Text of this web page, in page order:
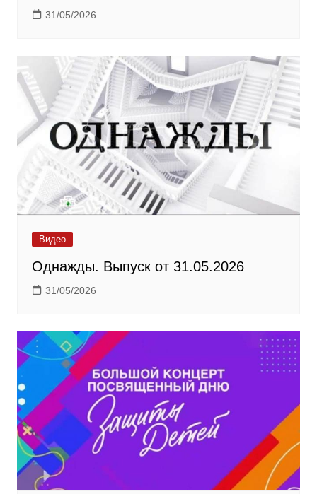
31/05/2026
Видео
Однажды. Выпуск от 31.05.2026
31/05/2026